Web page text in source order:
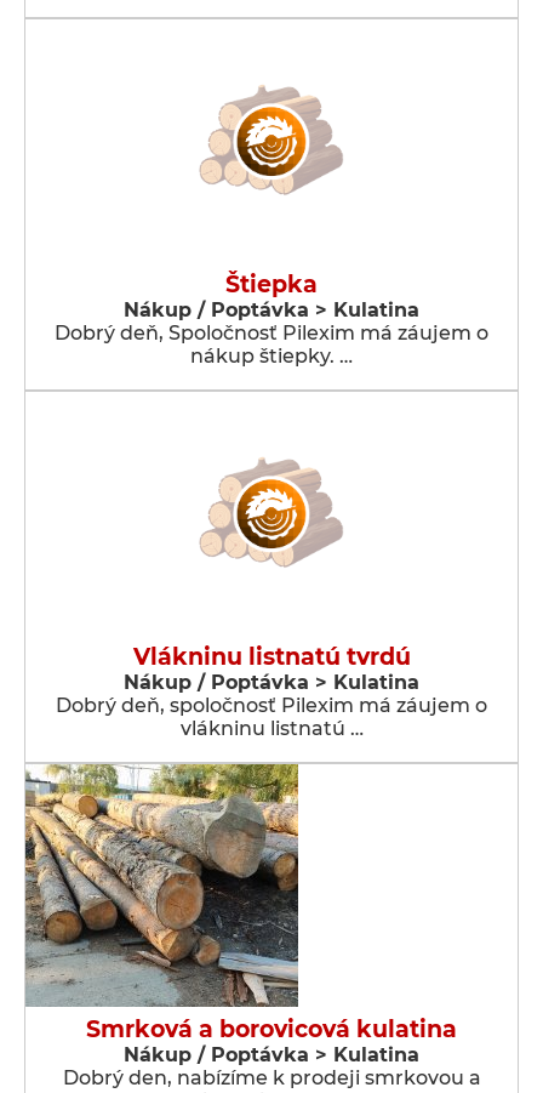
Štiepka
Nákup / Poptávka > Kulatina
Dobrý deň, Spoločnosť Pilexim má záujem o
nákup štiepky. …
Vlákninu listnatú tvrdú
Nákup / Poptávka > Kulatina
Dobrý deň, spoločnosť Pilexim má záujem o
vlákninu listnatú …
Smrková a borovicová kulatina
Nákup / Poptávka > Kulatina
Dobrý den, nabízíme k prodeji smrkovou a